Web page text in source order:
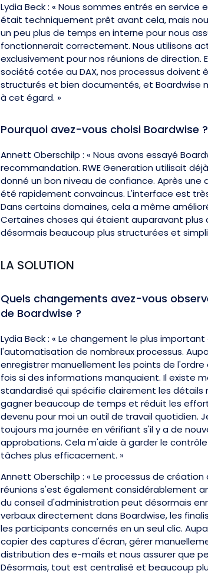
Lydia Beck : « Nous sommes entrés en service
était techniquement prêt avant cela, mais
un peu plus de temps en interne pour nous
fonctionnerait correctement. Nous utilisons
exclusivement pour nos réunions de direction.
société cotée au DAX, nos processus doivent
structurés et bien documentés, et Boardwise
à cet égard. »
Pourquoi avez-vous choisi Boardwise ?
Annett Oberschilp : « Nous avons essayé
recommandation. RWE Generation utilisait
donné un bon niveau de confiance. Après une
été rapidement convaincus. L'interface est
Dans certains domaines, cela a même
Certaines choses qui étaient auparavant plus
désormais beaucoup plus structurées et
LA SOLUTION
Quels changements avez-vous
de Boardwise ?
Lydia Beck : « Le changement le plus
l'automatisation de nombreux processus.
enregistrer manuellement les points de l'ordre
fois si des informations manquaient. Il existe
standardisé qui spécifie clairement les détails
gagner beaucoup de temps et réduit les
devenu pour moi un outil de travail quotidien.
toujours ma journée en vérifiant s'il y a de
approbations. Cela m'aide à garder le
tâches plus efficacement. »
Annett Oberschilp : « Le processus de
réunions s'est également considérablement
du conseil d'administration peut désormais
verbaux directement dans Boardwise, les
les participants concernés en un seul clic.
copier des captures d'écran, gérer
distribution des e-mails et nous assurer que
Désormais, tout est centralisé et beaucoup